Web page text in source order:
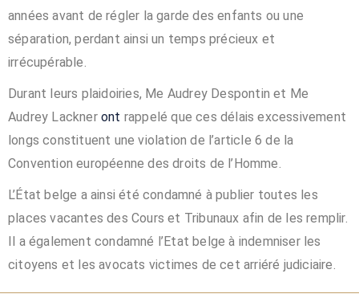
années avant de régler la garde des enfants ou une
séparation, perdant ainsi un temps précieux et
irrécupérable.
Durant leurs plaidoiries, Me Audrey Despontin et Me
Audrey Lackner ont rappelé que ces délais excessivement
longs constituent une violation de l’article 6 de la
Convention européenne des droits de l’Homme.
L’État belge a ainsi été condamné à publier toutes les
places vacantes des Cours et Tribunaux afin de les remplir.
Il a également condamné l’Etat belge à indemniser les
citoyens et les avocats victimes de cet arriéré judiciaire.